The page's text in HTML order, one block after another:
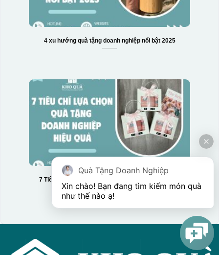
4 xu hướng quà tặng doanh nghiệp nổi bật 2025
7 Tiêu chí lựa chọn quà tặng doanh nghiệp hiệu quả
Quà Tặng Doanh Nghiệp
Xin chào! Bạn đang tìm kiếm món quà
như thế nào ạ!